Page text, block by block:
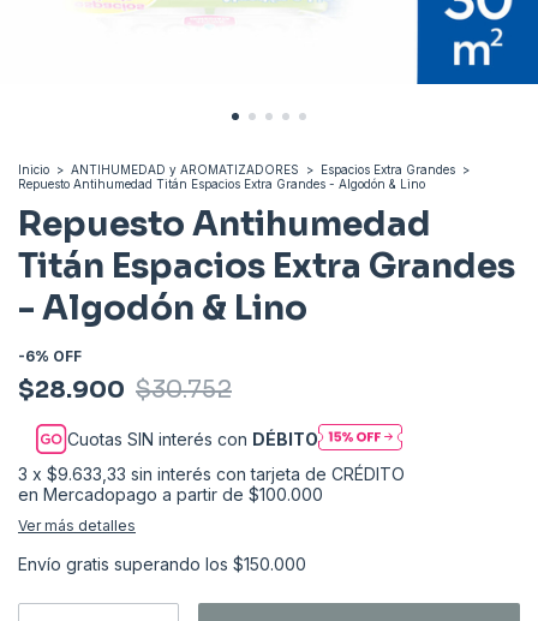
Inicio > ANTIHUMEDAD y AROMATIZADORES > Espacios Extra Grandes >
Repuesto Antihumedad Titán Espacios Extra Grandes - Algodón & Lino
Repuesto Antihumedad
Titán Espacios Extra Grandes
- Algodón & Lino
-6% OFF
$28.900 $30.752
Cuotas SIN interés con DÉBITO
3 x $9.633,33 sin interés
Ver más detalles
Envío gratis superando los $150.000